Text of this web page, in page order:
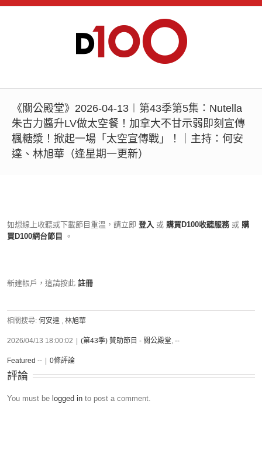
《關公殿堂》2026-04-13︱第43季第5集：Nutella
朱古力醬升LV做太空餐！加拿大不甘示弱即刻宣傳
楓糖漿！掀起一場「太空宣傳戰」！｜主持：何安
達、林旭華（逢星期一更新）
如想線上收聽或下載節目重溫，請立即 登入 或 購買D100收聽服務 或 購
買D100網台節目
。
新建帳戶，這請按此 註冊
相關搜尋: 何安達 , 林旭華
2026/04/13 18:00:02 (第43季) 贊助節目 - 關公殿堂, --
Featured -- 0條評論
評論
You must be logged in to post a comment.